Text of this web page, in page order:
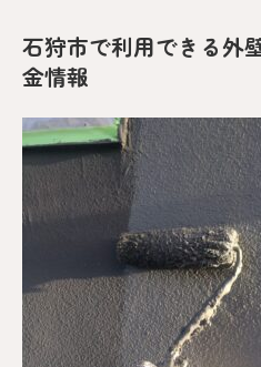
石狩市で利用できる外
金情報